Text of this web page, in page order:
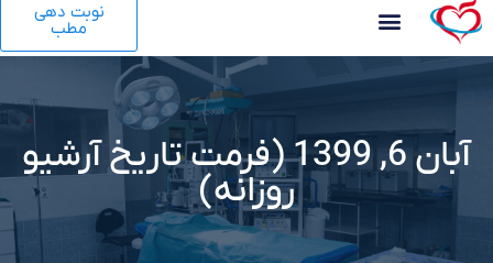
نوبت دهی
مطب
آبان 6, 1399 (فرمت تاریخ آرشیو
روزانه)